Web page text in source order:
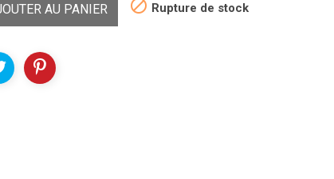
AU PANIER  Rupture de stock